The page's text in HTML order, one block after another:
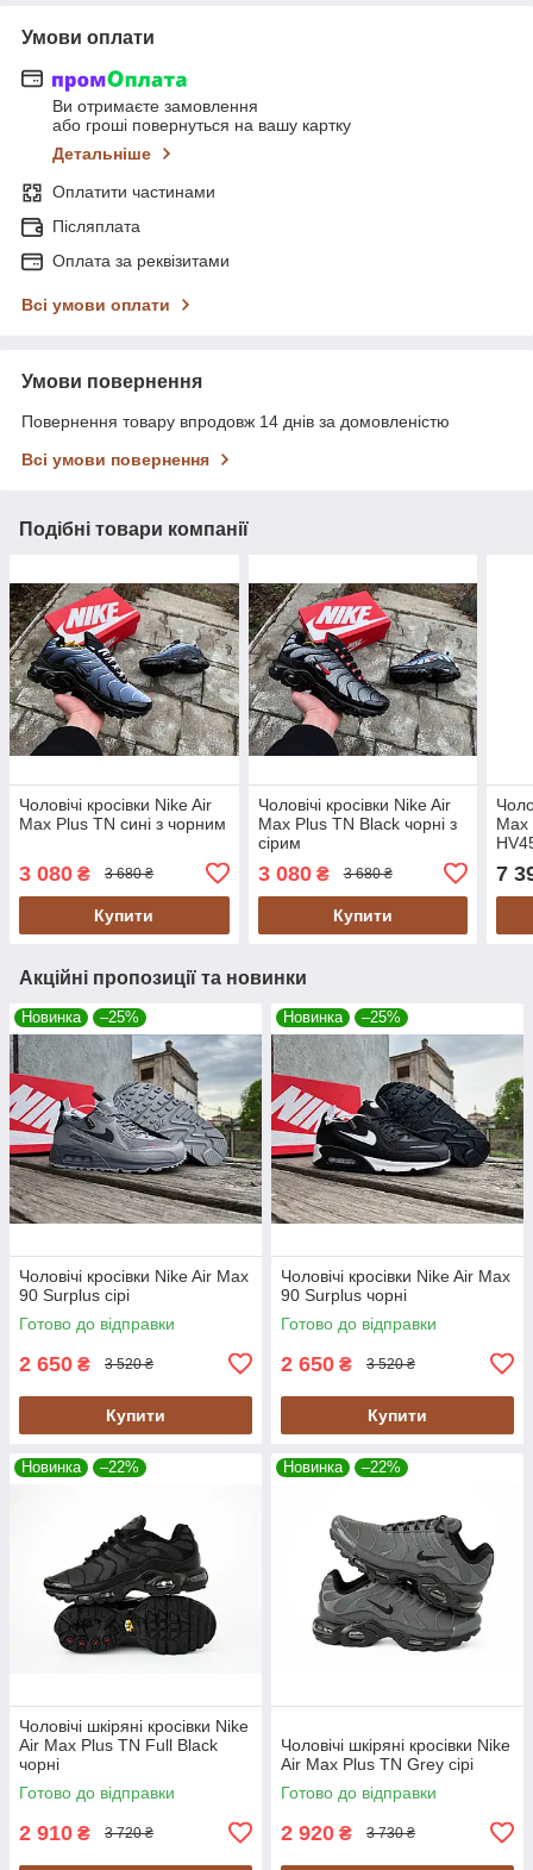
Умови оплати
Ви отримаєте замовлення
або гроші повернуться на вашу картку
Детальніше
Оплатити частинами
Післяплата
Оплата за реквізитами
Всі умови оплати
Умови повернення
Повернення товару впродовж 14 днів за домовленістю
Всі умови повернення
Подібні товари компанії
Чоловічі кросівки Nike Air
Max Plus TN сині з чорним
3 080 ₴ 3 680 ₴
Купити
Чоловічі кросівки Nike Air
Max Plus TN Black чорні з
сірим
3 080₴ 3 680 ₴
Купити
Max
7
Акційні пропозиції та новинки
Новинка –25%
Чоловічі кросівки Nike Air Max
90 Surplus сірі
Готово до відправки
2 650 ₴ 3 520 ₴
Купити
Новинка –25%
Чоловічі кросівки Nike Air Max
90 Surplus чорні
Готово до відправки
2 650 ₴ 3 520 ₴
Купити
Новинка –22%
Чоловічі шкіряні кросівки Nike
Air Max Plus TN Full Black
чорні
Готово до відправки
2 910 ₴ 3 720 ₴
Новинка –22%
Чоловічі шкіряні кросівки Nike
Air Max Plus TN Grey сірі
Готово до відправки
2 920 ₴ 3 730 ₴